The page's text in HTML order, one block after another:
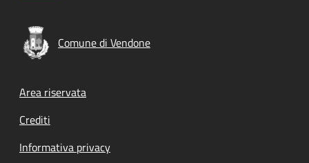
Comune di Vendone
Footer menu
Area riservata
Crediti
Informativa privacy